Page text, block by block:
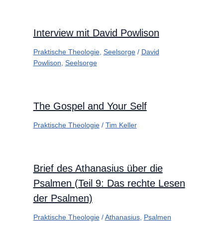
Interview mit David Powlison
Praktische Theologie, Seelsorge/ David
Powlison Seelsorge
The Gospel and Your Self
Praktische Theologie/ Tim Keller
Brief des Athanasius über die
Psalmen (Teil 9: Das rechte Lesen
der Psalmen)
Praktische Theologie/Athanasius, Psalmen